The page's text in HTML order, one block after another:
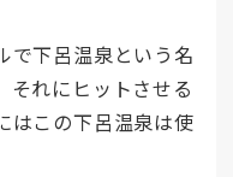
で下呂温泉という名
それにヒットさせる
はこの下呂温泉は使